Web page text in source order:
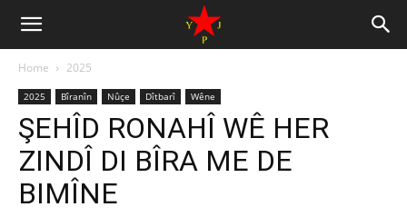
Home 2025
2025 Bîranîn Nûçe Dîtbarî Wêne
ŞEHÎD RONAHÎ WÊ HER
ZINDÎ DI BÎRA ME DE
BIMÎNE